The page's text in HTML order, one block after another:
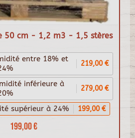
50 cm - 1,2 m3 - 1,5 stères
199,00 €
entre 18% et
219,00 €
inférieure à
279,00 €
supérieur à 24% 199,00 €